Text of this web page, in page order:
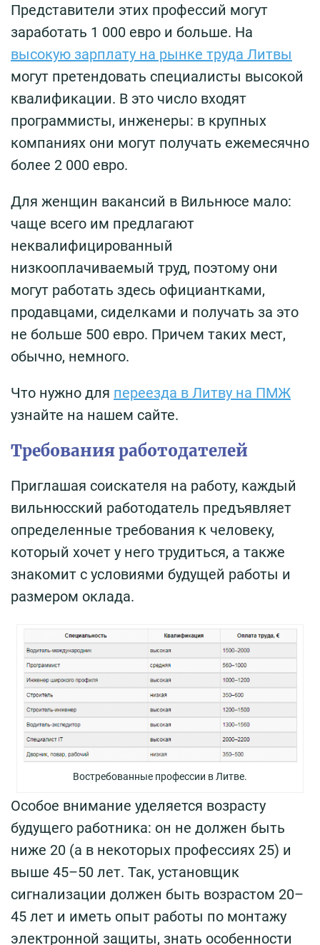
Представители этих профессий могут
заработать 1 000 евро и больше. На
высокую зарплату на рынке труда Литвы
могут претендовать специалисты высокой
квалификации. В это число входят
программисты, инженеры: в крупных
компаниях они могут получать ежемесячно
более 2 000 евро.
Для женщин вакансий в Вильнюсе мало:
чаще всего им предлагают
неквалифицированный
низкооплачиваемый труд, поэтому они
могут работать здесь официантками,
продавцами, сиделками и получать за это
не больше 500 евро. Причем таких мест,
обычно, немного.
Что нужно для переезда в Литву на ПМЖ
узнайте на нашем сайте.
Требования работодателей
Приглашая соискателя на работу, каждый
вильнюсский работодатель предъявляет
определенные требования к человеку,
который хочет у него трудиться, а также
знакомит с условиями будущей работы и
размером оклада.
Востребованные профессии в Литве.
Особое внимание уделяется возрасту
будущего работника: он не должен быть
ниже 20 (а в некоторых профессиях 25) и
выше 45–50 лет. Так, установщик
сигнализации должен быть возрастом 20–
45 лет и иметь опыт работы по монтажу
электронной защиты, знать особенности